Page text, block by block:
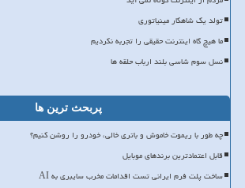
تولد یک شاهکار مینیاتوری
ما هیچ گاه اینترنت حقیقی را تجربه نکردیم
نسل سوم شاسی بلند ارباب حلقه ها
پربحث ترین ها
چه طور با ریموت خاموش و باتری خالی، خودرو را روشن کنیم؟
قابل اعتمادترین برندهای موبایل
ساخت پلت فرم ایرانی تست اقدامات مخرب سایبری به AI